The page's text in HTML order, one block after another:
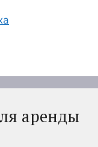
аренды